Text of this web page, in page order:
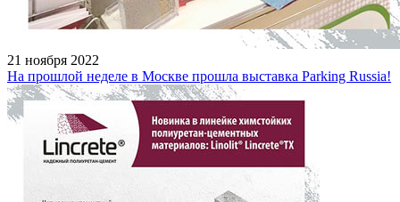
21 ноября 2022
На прошлой неделе в Москве прошла выставка Parking Russia!